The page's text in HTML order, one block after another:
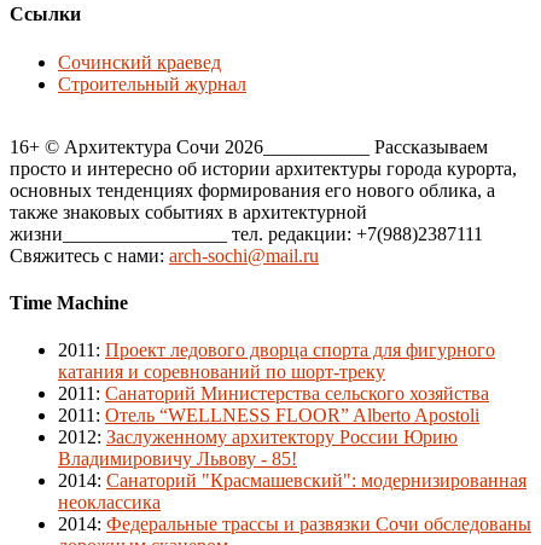
Ссылки
Сочинский краевед
Строительный журнал
16+ © Архитектура Сочи 2026___________ Рассказываем
просто и интересно об истории архитектуры города курорта,
основных тенденциях формирования его нового облика, а
также знаковых событиях в архитектурной
жизни_________________ тел. редакции: +7(988)2387111
Свяжитесь с нами: arch-sochi@mail.ru
Time Machine
2011 : Проект ледового дворца спорта для фигурного
катания и соревнований по шорт-треку
2011 : Санаторий Министерства сельского хозяйства
2011 : Отель “WELLNESS FLOOR” Alberto Apostoli
2012: Заслуженному архитектору России Юрию
Владимировичу Львову - 85!
2014: Санаторий "Красмашевский": модернизированная
неоклассика
2014: Федеральные трассы и развязки Сочи обследованы